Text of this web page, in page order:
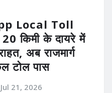
Local Toll
किमी के दायरे में
अब राजमार्ग
टोल पास
Jul 21, 2026